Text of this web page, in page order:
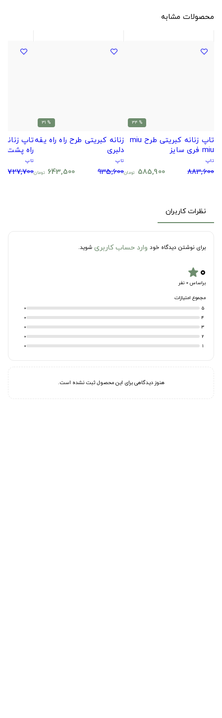
محصولات مشابه
% 34
تاپ زنانه کبریتی طرح miu
miu فری سایز
تاپ
883,600
585,900 تومان
% 31
زنانه کبریتی طرح راه راه یقه
دلبری
تاپ
935,600
643,500 تومان
تاپ زنانه
راه پشت
تاپ
727,700
نظرات کاربران
برای نوشتن دیدگاه خود وارد حساب کاربری شوید.
۰star
براساس 0 نفر
مجموع امتیازات
5
0
4
0
3
0
2
0
1
0
هنوز دیدگاهی برای این محصول ثبت نشده است.